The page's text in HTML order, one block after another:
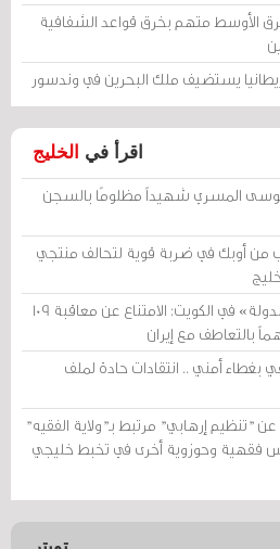
الأوسط متهم بخرق قواعد الشفافية
يستضيف ملك البحرين في وندسور
اقرأ في الخليج
موسى المسري شهيداً مظلومًا بالسجن
من أوبك في ضربة قوية لتحالف منتجي
محكمة «أمن الدولة» في الكويت: الامتناع عن معاقبة 109
بغطاء أمني .. انتقادات حادة لملف
"تنظيم إرهابي" مرتبط بـ"ولاية الفقيه"
فقهية وحوزوية أخرى في تخبط خليجي